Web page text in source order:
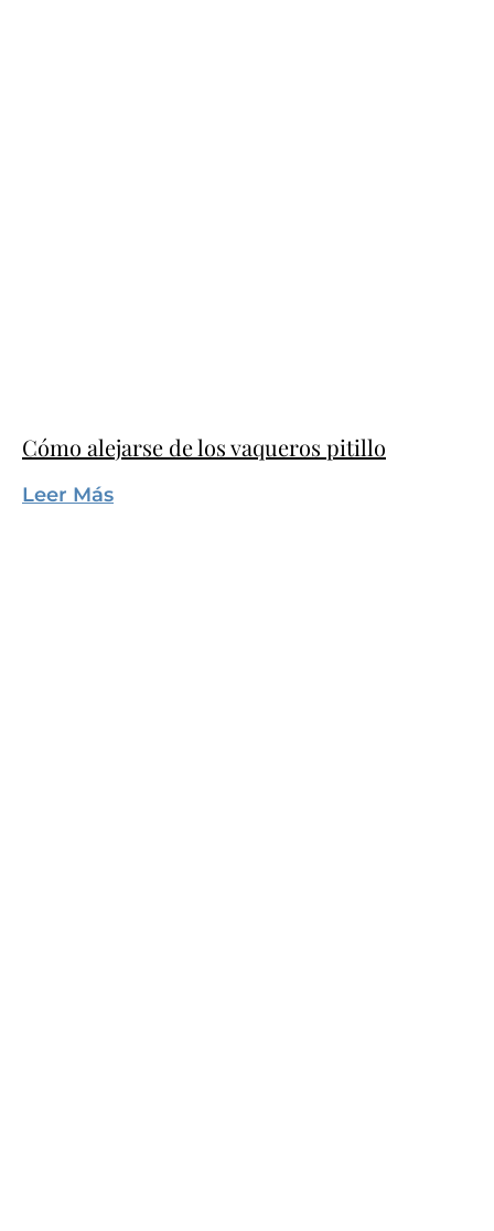
Cómo alejarse de los vaqueros pitillo
Leer Más